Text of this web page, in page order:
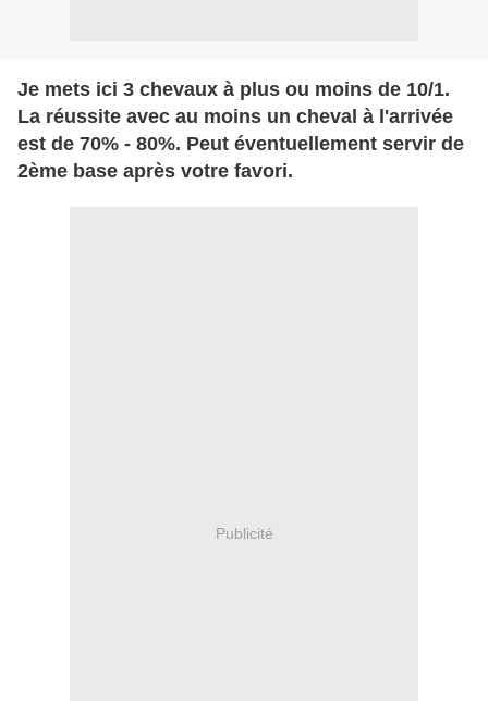
Je mets ici 3 chevaux à plus ou moins de 10/1.
La réussite avec au moins un cheval à l'arrivée
est de 70% - 80%. Peut éventuellement servir de
2ème base après votre favori.
Publicité